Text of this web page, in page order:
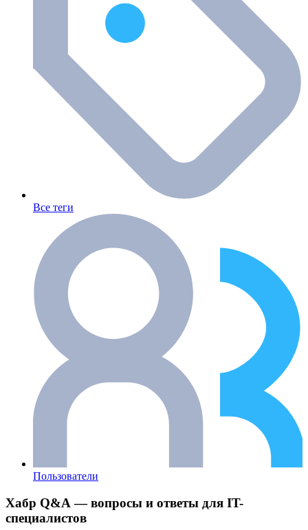
Все теги
Пользователи
Хабр Q&A — вопросы и ответы для IT-
специалистов